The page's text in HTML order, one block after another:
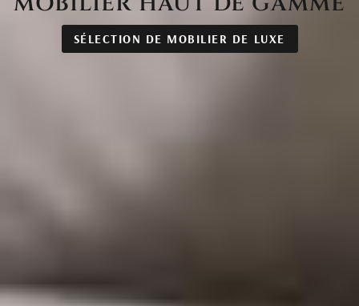
SÉLECTION DE MOBILIER DE LUXE